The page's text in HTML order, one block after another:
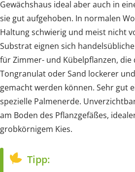
Gewächshaus ideal aber auch in
sie gut aufgehoben. In normalen
Haltung schwierig und meist nicht
Substrat eignen sich
für Zimmer- und Kübelpflanzen, die
Tongranulat oder Sand lockerer
gemacht werden können. Sehr gut
spezielle Palmenerde.
am Boden des Pflanzgefäßes,
grobkörnigem Kies.
Tipp: